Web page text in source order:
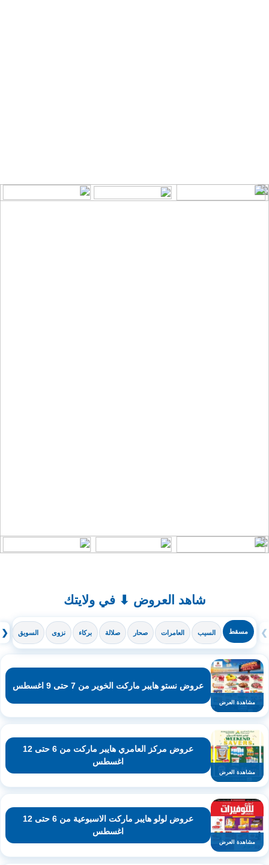
شاهد العروض ⬇ في ولايتك
❮ مسقط السيب العامرات صحار صلالة بركاء نزوى السويق ❯
مشاهدة العرض
عروض نستو هايبر ماركت الخوير من 7 حتى 9 اغسطس
مشاهدة العرض
عروض مركز العامري هايبر ماركت من 6 حتى 12
اغسطس
مشاهدة العرض
عروض لولو هايبر ماركت الاسبوعية من 6 حتى 12
اغسطس